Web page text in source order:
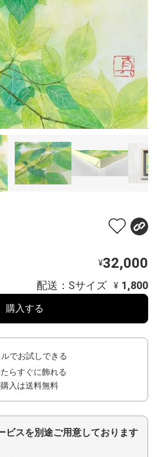
¥32,000
配送：Sサイズ ¥ 1,800
購入する
でお試しできる
らすぐに飾れる
入は送料無料
ビスを別途ご用意しております